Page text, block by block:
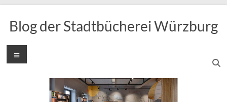
Inhalt
springen
Blog der Stadtbücherei Würzburg
Menü